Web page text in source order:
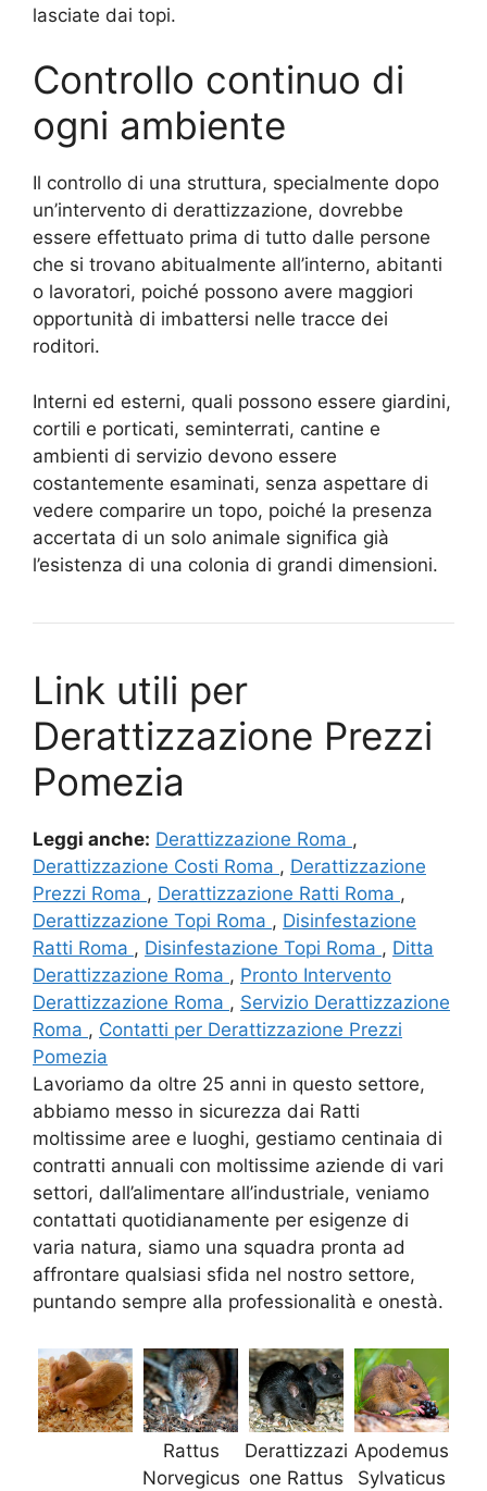
lasciate dai topi.
Controllo continuo di
ogni ambiente
Il controllo di una struttura, specialmente dopo
un’intervento di derattizzazione, dovrebbe
essere effettuato prima di tutto dalle persone
che si trovano abitualmente all’interno, abitanti
o lavoratori, poiché possono avere maggiori
opportunità di imbattersi nelle tracce dei
roditori.
Interni ed esterni, quali possono essere giardini,
cortili e porticati, seminterrati, cantine e
ambienti di servizio devono essere
costantemente esaminati, senza aspettare di
vedere comparire un topo, poiché la presenza
accertata di un solo animale significa già
l’esistenza di una colonia di grandi dimensioni.
Link utili per
Derattizzazione Prezzi
Pomezia
Leggi anche: Derattizzazione Roma ,
Derattizzazione Costi Roma , Derattizzazione
Prezzi Roma , Derattizzazione Ratti Roma ,
Derattizzazione Topi Roma , Disinfestazione
Ratti Roma , Disinfestazione Topi Roma , Ditta
Derattizzazione Roma , Pronto Intervento
Derattizzazione Roma , Servizio Derattizzazione
Roma , Contatti per Derattizzazione Prezzi
Pomezia
Lavoriamo da oltre 25 anni in questo settore,
abbiamo messo in sicurezza dai Ratti
moltissime aree e luoghi, gestiamo centinaia di
contratti annuali con moltissime aziende di vari
settori, dall’alimentare all’industriale, veniamo
contattati quotidianamente per esigenze di
varia natura, siamo una squadra pronta ad
affrontare qualsiasi sfida nel nostro settore,
puntando sempre alla professionalità e onestà.
Rattus
Norvegicus
Derattizzazi
one Rattus
Apodemus
Sylvaticus